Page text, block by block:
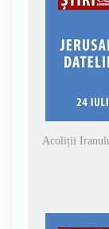
Acoliții